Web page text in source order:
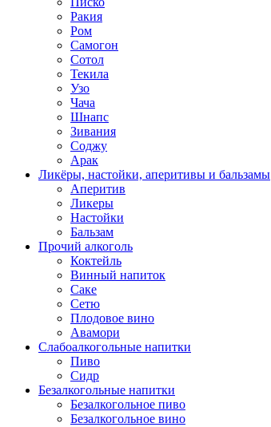
Ракия
Ром
Самогон
Сотол
Текила
Узо
Чача
Шнапс
Зивания
Соджу
Арак
Ликёры, настойки, аперитивы и бальзамы
Аперитив
Ликеры
Настойки
Бальзам
Прочий алкоголь
Коктейль
Винный напиток
Саке
Сетю
Плодовое вино
Авамори
Слабоалкогольные напитки
Пиво
Сидр
Безалкогольные напитки
Безалкогольное пиво
Безалкогольное вино